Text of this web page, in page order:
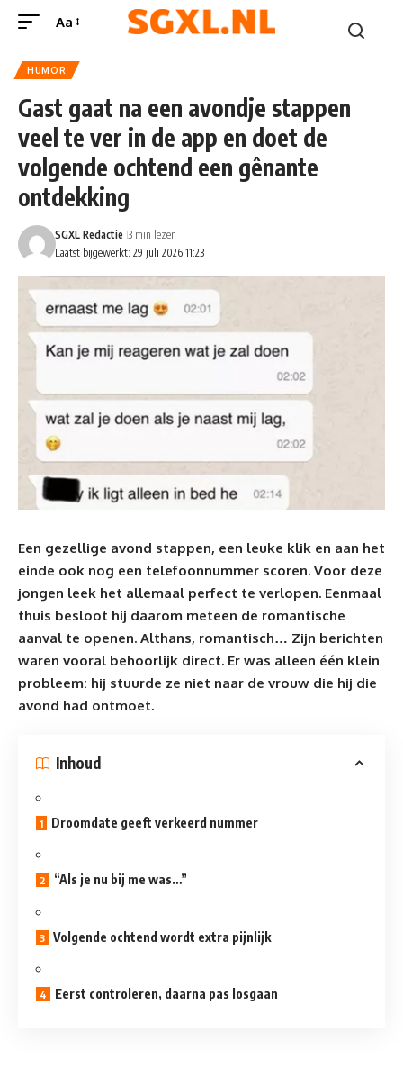
Aa
HUMOR
Gast gaat na een avondje stappen
veel te ver in de app en doet de
volgende ochtend een gênante
ontdekking
Laatst bijgewerkt: 29 juli 2026 11:23
SGXL Redactie 3 min lezen
Een gezellige avond stappen, een leuke klik en aan het
einde ook nog een telefoonnummer scoren. Voor deze
jongen leek het allemaal perfect te verlopen. Eenmaal
thuis besloot hij daarom meteen de romantische
aanval te openen. Althans, romantisch… Zijn berichten
waren vooral behoorlijk direct. Er was alleen één klein
probleem: hij stuurde ze niet naar de vrouw die hij die
avond had ontmoet.
Inhoud
Droomdate geeft verkeerd nummer
“Als je nu bij me was…”
Volgende ochtend wordt extra pijnlijk
Eerst controleren, daarna pas losgaan